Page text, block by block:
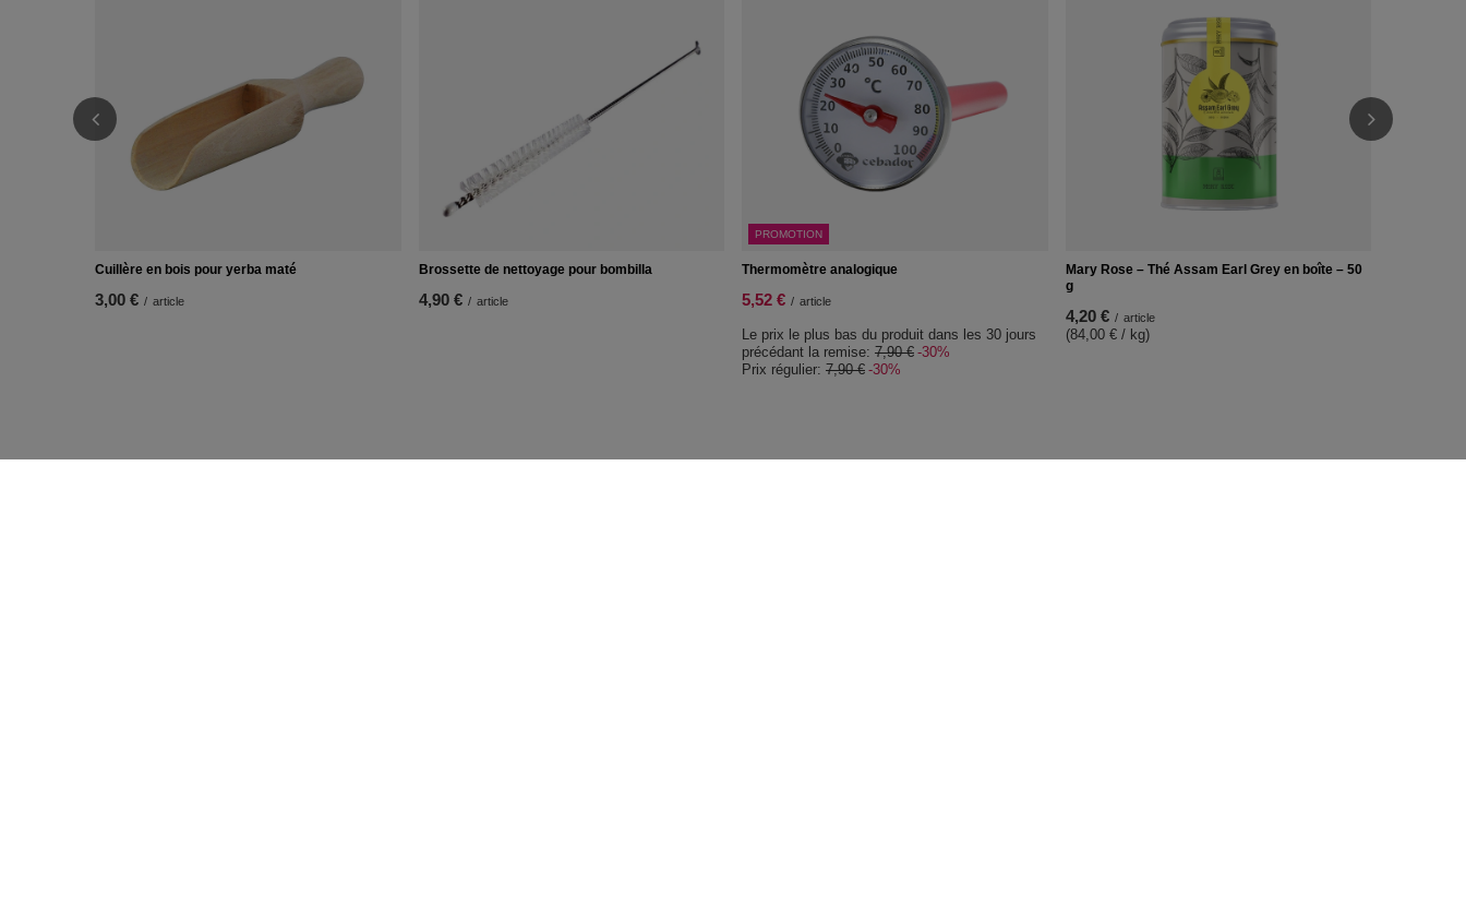
Cuillère en bois pour yerba maté
3,00 € / article
Brossette de nettoyage pour bombilla
4,90 € / article
PROMOTION
Thermomètre analogique
5,52 € / article
Le prix le plus bas du produit dans les 30 jours
précédant la remise: 7,90 € -30%
Prix régulier: 7,90 € -30%
Mary Rose – Thé Assam Earl Grey en boîte – 50
g
4,20 € / article
(84,00 € / kg)